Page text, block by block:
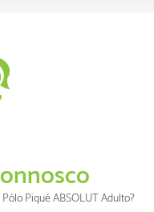
Piqué ABSOLUT Adulto?